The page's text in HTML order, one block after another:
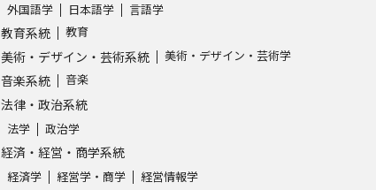
SELFBRAND特集ページ
オープンキャンパスなどを調べる
オープンキャンパス検索
外国語学 日本語学 言語学
教育系統 教育
美術・デザイン・芸術系統 美術・デザイン・芸術学
音楽系統 音楽
法律・政治系統
法学 政治学
経済・経営・商学系統
経済学 経営学・商学 経営情報学